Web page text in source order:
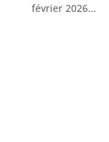
février 2026...